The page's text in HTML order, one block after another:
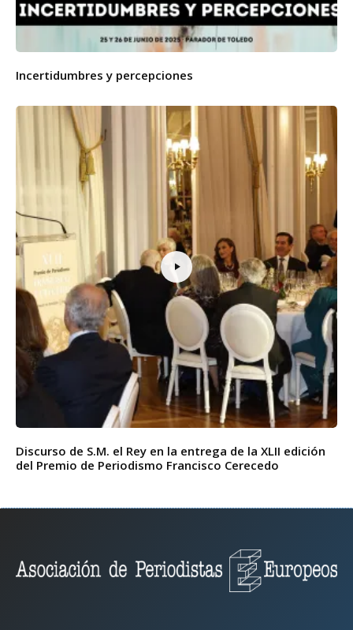
Incertidumbres y percepciones
Discurso de S.M. el Rey en la entrega de la XLII edición
del Premio de Periodismo Francisco Cerecedo